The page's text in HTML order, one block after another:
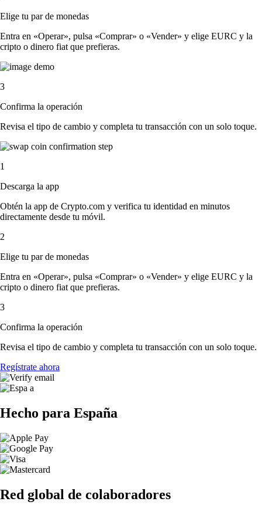
Elige tu par de monedas
Entra en «Operar», pulsa «Comprar» o «Vender» y elige EURC y la
cripto o dinero fiat que prefieras.
3
Confirma la operación
Revisa el tipo de cambio y completa tu transacción con un solo toque.
1
Descarga la app
Obtén la app de Crypto.com y verifica tu identidad en minutos
directamente desde tu móvil.
2
Elige tu par de monedas
Entra en «Operar», pulsa «Comprar» o «Vender» y elige EURC y la
cripto o dinero fiat que prefieras.
3
Confirma la operación
Revisa el tipo de cambio y completa tu transacción con un solo toque.
Regístrate ahora
Hecho para España
Red global de colaboradores